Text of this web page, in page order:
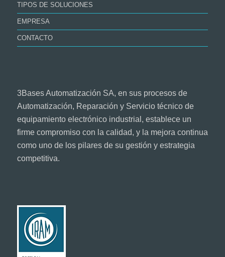
TIPOS DE SOLUCIONES
EMPRESA
CONTACTO
3Bases Automatización SA, en sus procesos de
Automatización, Reparación y Servicio técnico de
equipamiento electrónico industrial, establece un
firme compromiso con la calidad, y la mejora continua
como uno de los pilares de su gestión y estrategia
competitiva.